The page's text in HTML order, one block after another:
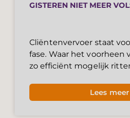
GISTEREN NIET MEER
Cliëntenvervoer staat
fase. Waar het voorheen
zo efficiënt mogelijk
Lees meer